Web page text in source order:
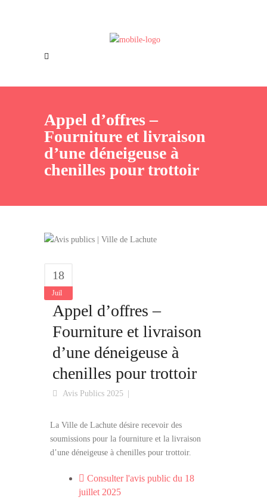
Offres d’emploi
Appel d’offres –
Fourniture et livraison
d’une déneigeuse à
chenilles pour trottoir
18
Juil
Appel d’offres –
Fourniture et livraison
d’une déneigeuse à
chenilles pour trottoir
Avis Publics 2025
La Ville de Lachute désire recevoir des
soumissions pour la fourniture et la livraison
d’une déneigeuse à chenilles pour trottoir.
Consulter l'avis public du 18
juillet 2025